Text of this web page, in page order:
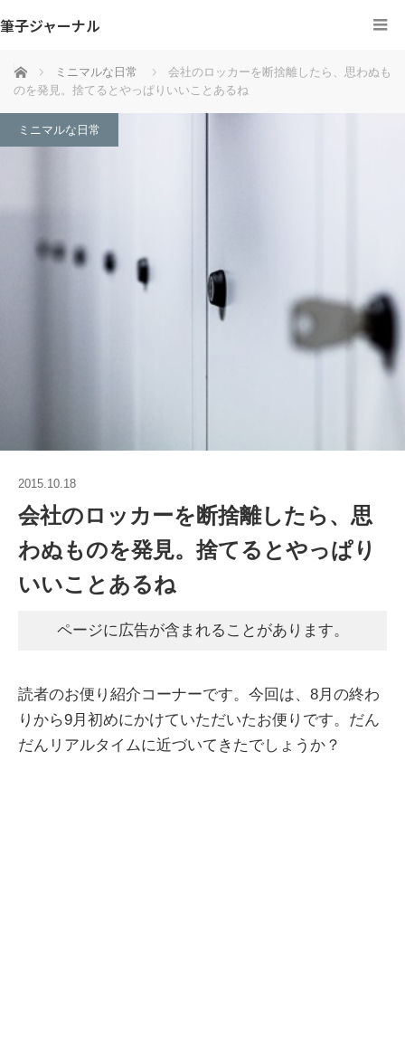
筆子ジャーナル
ホーム ミニマルな日常
会社のロッカーを断捨離したら、思わぬも
のを発見。捨てるとやっぱりいいことあるね
ミニマルな日常
2015.10.18
会社のロッカーを断捨離したら、思
わぬものを発見。捨てるとやっぱり
いいことあるね
ページに広告が含まれることがあります。
読者のお便り紹介コーナーです。今回は、8月の終わ
りから9月初めにかけていただいたお便りです。だん
だんリアルタイムに近づいてきたでしょうか？